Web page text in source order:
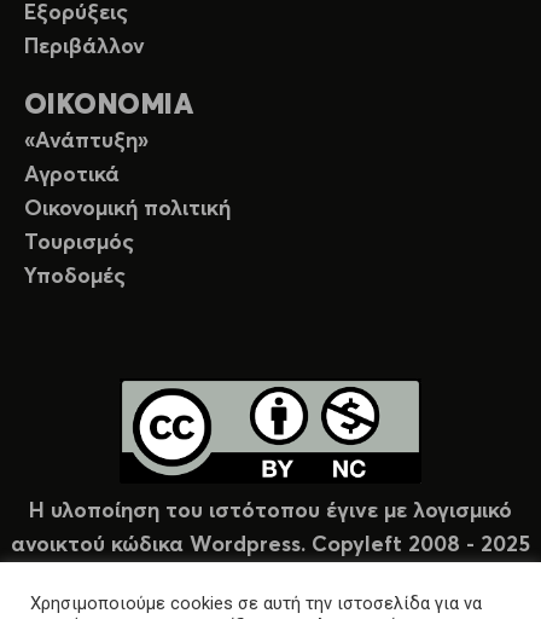
Εξορύξεις
Περιβάλλον
ΟΙΚΟΝΟΜΙΑ
«Ανάπτυξη»
Αγροτικά
Οικονομική πολιτική
Τουρισμός
Υποδομές
Η υλοποίηση του ιστότοπου έγινε με λογισμικό
ανοικτού κώδικα Wordpress. Copyleft 2008 - 2025
Χρησιμοποιούμε cookies σε αυτή την ιστοσελίδα για να